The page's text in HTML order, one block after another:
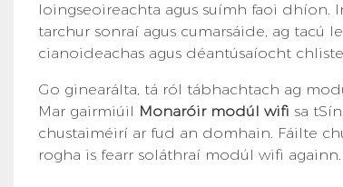
loingseoireachta agus suímh faoi
tarchur sonraí agus cumarsáide, ag tacú
cianoideachas agus déantúsaíocht
Go ginearálta, tá ról tábhachtach ag
Mar gairmiúil Monaróir modúl wifi sa
chustaiméirí ar fud an domhain. Fáilte
rogha is fearr soláthraí modúl wifi againn.